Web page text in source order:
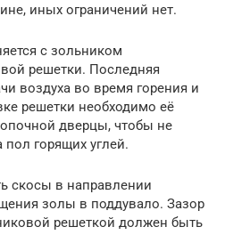
иных ограничений нет.
с зольником
решетки. Последняя
воздуха во время горения и
решетки необходимо её
дверцы, чтобы не
горящих углей.
скосы в направлении
золы в поддувало. Зазор
решеткой должен быть